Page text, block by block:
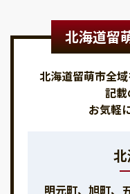
北海道留
北海道留萌市全域
記
お気軽
明元町、旭町、